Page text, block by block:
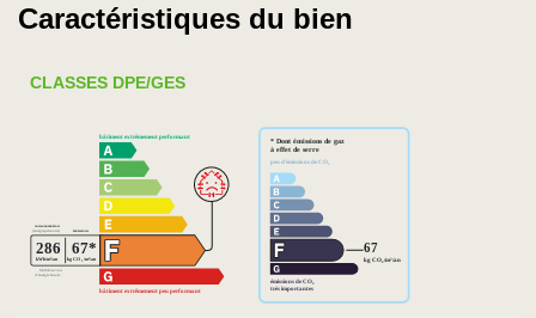
Caractéristiques du bien
CLASSES DPE/GES